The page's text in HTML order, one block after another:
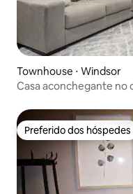
Townhouse ⋅ Windsor
Casa aconchegante no
Preferido dos hóspedes
Preferido dos hóspedes